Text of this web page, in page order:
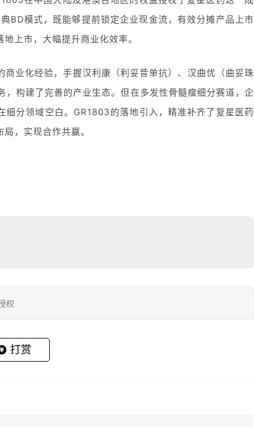
BD模式，既能够提前锁定企业现金流，有效分摊产品上市
上市，大幅提升商业化效率。
业化经验，手握汉利康（利妥昔单抗）、汉曲优（曲妥珠
构建了完善的产业生态。但在多发性骨髓瘤细分赛道，企
分领域空白。GR1803的落地引入，精准补齐了复星医药
，实现合作共赢。
权
打赏